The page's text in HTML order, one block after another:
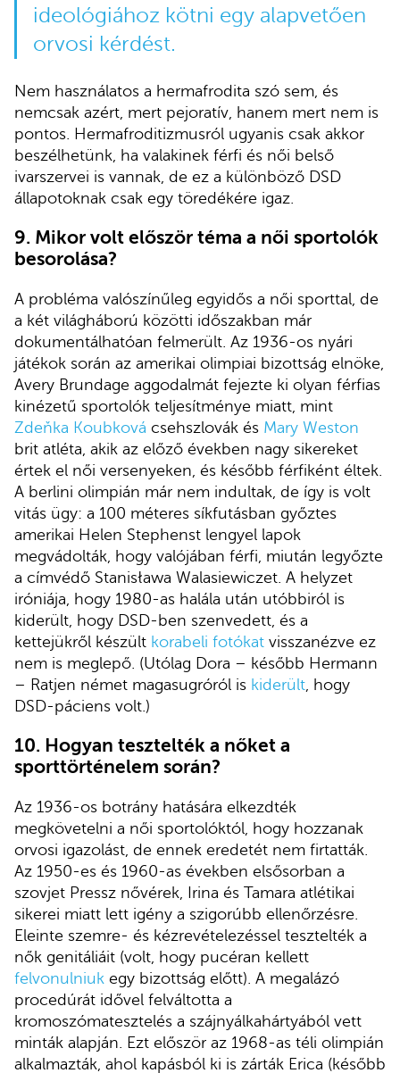
ideológiához kötni egy alapvetően
orvosi kérdést.
Nem használatos a hermafrodita szó sem, és
nemcsak azért, mert pejoratív, hanem mert nem is
pontos. Hermafroditizmusról ugyanis csak akkor
beszélhetünk, ha valakinek férfi és női belső
ivarszervei is vannak, de ez a különböző DSD
állapotoknak csak egy töredékére igaz.
9. Mikor volt először téma a női sportolók
besorolása?
A probléma valószínűleg egyidős a női sporttal, de
a két világháború közötti időszakban már
dokumentálhatóan felmerült. Az 1936-os nyári
játékok során az amerikai olimpiai bizottság elnöke,
Avery Brundage aggodalmát fejezte ki olyan férfias
kinézetű sportolók teljesítménye miatt, mint
Zdeňka Koubková csehszlovák és Mary Weston
brit atléta, akik az előző években nagy sikereket
értek el női versenyeken, és később férfiként éltek.
A berlini olimpián már nem indultak, de így is volt
vitás ügy: a 100 méteres síkfutásban győztes
amerikai Helen Stephenst lengyel lapok
megvádolták, hogy valójában férfi, miután legyőzte
a címvédő Stanisława Walasiewiczet. A helyzet
iróniája, hogy 1980-as halála után utóbbiról is
kiderült, hogy DSD-ben szenvedett, és a
kettejükről készült korabeli fotókat visszanézve ez
nem is meglepő. (Utólag Dora – később Hermann
– Ratjen német magasugróról is kiderült , hogy
DSD-páciens volt.)
10. Hogyan tesztelték a nőket a
sporttörténelem során?
Az 1936-os botrány hatására elkezdték
megkövetelni a női sportolóktól, hogy hozzanak
orvosi igazolást, de ennek eredetét nem firtatták.
Az 1950-es és 1960-as években elsősorban a
szovjet Pressz nővérek, Irina és Tamara atlétikai
sikerei miatt lett igény a szigorúbb ellenőrzésre.
Eleinte szemre- és kézrevételezéssel tesztelték a
nők genitáliáit (volt, hogy pucéran kellett
felvonulniuk egy bizottság előtt). A megalázó
procedúrát idővel felváltotta a
kromoszómatesztelés a szájnyálkahártyából vett
minták alapján. Ezt először az 1968-as téli olimpián
alkalmazták, ahol kapásból ki is zárták Erica (később